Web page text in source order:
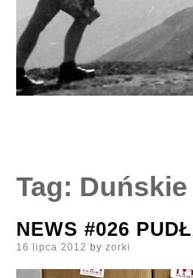
Tag: Duńskie
NEWS #026
Posted
16 lipca 2012 by zorki